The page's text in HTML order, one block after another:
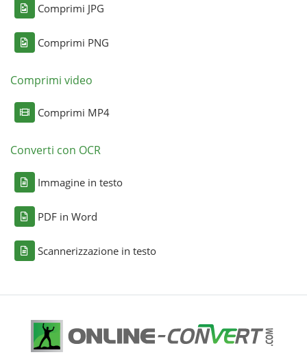
Comprimi JPG
Comprimi PNG
Comprimi video
Comprimi MP4
Converti con OCR
Immagine in testo
PDF in Word
Scannerizzazione in testo